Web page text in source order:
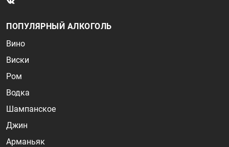
ПОПУЛЯРНЫЙ АЛКОГОЛЬ
Вино
Виски
Ром
Водка
Шампанское
Джин
Арманьяк